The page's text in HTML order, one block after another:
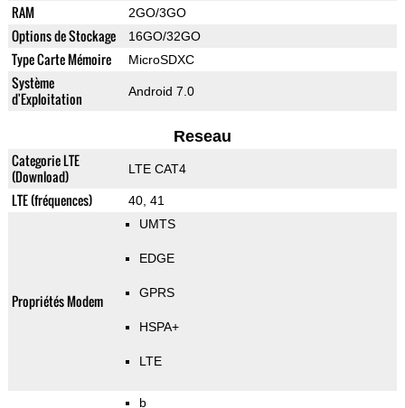
RAM 2GO/3GO
Options de Stockage 16GO/32GO
Type Carte Mémoire MicroSDXC
Système
d'Exploitation
Android 7.0
Reseau
Categorie LTE
(Download)
LTE CAT4
LTE (fréquences) 40, 41
Propriétés Modem
UMTS
EDGE
GPRS
HSPA+
LTE
b